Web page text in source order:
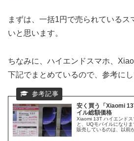
まずは、一括1円で売られているス
いと思います。
ちなみに、ハイエンドスマホ、
下記でまとめているので、参考にし
安く買う「Xiaomi
イル総額価格
Xiaomi 13T ハイエンド
と、UQモバイルになり
販売しているのは、以前